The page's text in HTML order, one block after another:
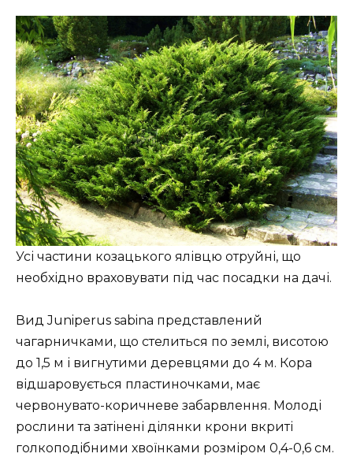
Усі частини козацького ялівцю отруйні, що
необхідно враховувати під час посадки на дачі.
Вид Juniperus sabina представлений
чагарничками, що стелиться по землі, висотою
до 1,5 м і вигнутими деревцями до 4 м. Кора
відшаровується пластиночками, має
червонувато-коричневе забарвлення. Молоді
рослини та затінені ділянки крони вкриті
голкоподібними хвоїнками розміром 0,4-0,6 см.